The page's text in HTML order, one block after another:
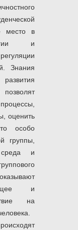
место в
и
Знания
оценить
особо
группы,
среда и
и
на